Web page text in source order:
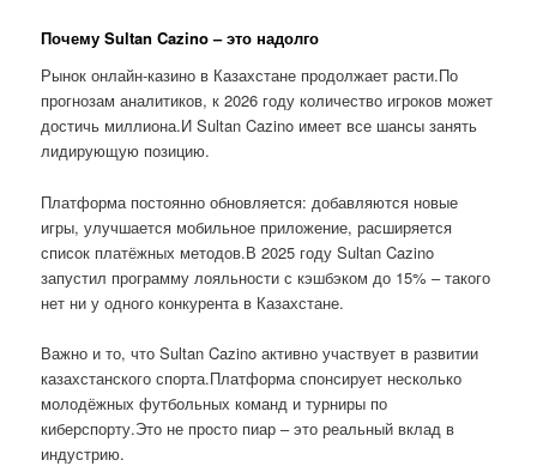
Почему Sultan Cazino – это надолго
Рынок онлайн-казино в Казахстане продолжает расти.По
прогнозам аналитиков, к 2026 году количество игроков может
достичь миллиона.И Sultan Cazino имеет все шансы занять
лидирующую позицию.
Платформа постоянно обновляется: добавляются новые
игры, улучшается мобильное приложение, расширяется
список платёжных методов.В 2025 году Sultan Cazino
запустил программу лояльности с кэшбэком до 15% – такого
нет ни у одного конкурента в Казахстане.
Важно и то, что Sultan Cazino активно участвует в развитии
казахстанского спорта.Платформа спонсирует несколько
молодёжных футбольных команд и турниры по
киберспорту.Это не просто пиар – это реальный вклад в
индустрию.